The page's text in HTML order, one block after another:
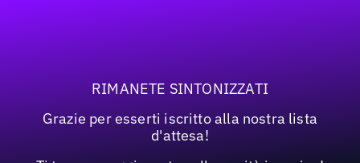
RIMANETE SINTONIZZATI
Grazie per esserti iscritto alla nostra lista
d'attesa!